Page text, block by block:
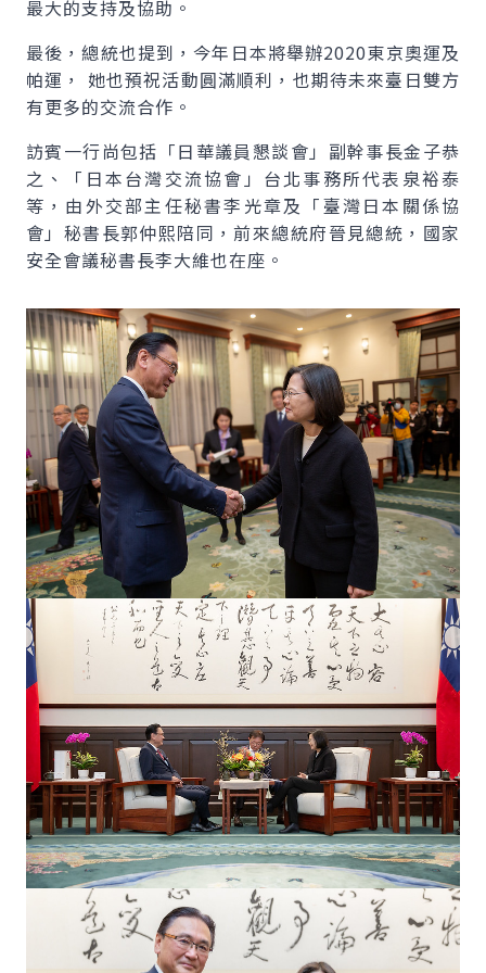
最大的支持及協助。
最後，總統也提到，今年日本將舉辦2020東京奧運及
帕運， 她也預祝活動圓滿順利，也期待未來臺日雙方
有更多的交流合作。
訪賓一行尚包括「日華議員懇談會」副幹事長金子恭
之、「日本台灣交流協會」台北事務所代表泉裕泰
等，由外交部主任秘書李光章及「臺灣日本關係協
會」秘書長郭仲熙陪同，前來總統府晉見總統，國家
安全會議秘書長李大維也在座。